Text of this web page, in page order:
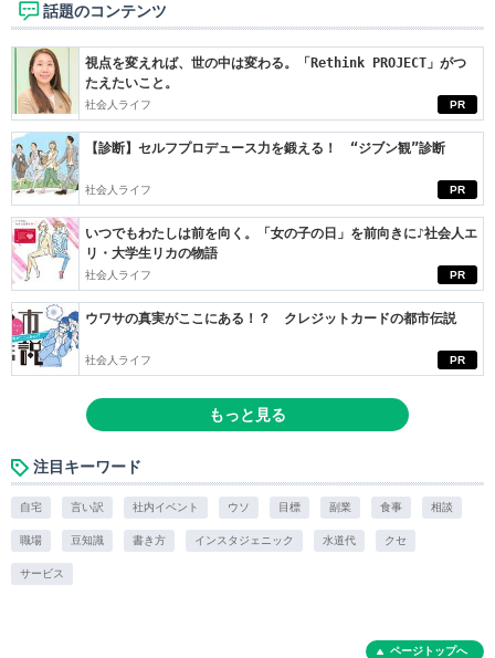
話題のコンテンツ
PR
視点を変えれば、世の中は変わる。「Rethink PROJECT」がつ
たえたいこと。
社会人ライフ
PR
【診断】セルフプロデュース力を鍛える！ “ジブン観”診断
社会人ライフ
PR
いつでもわたしは前を向く。「女の子の日」を前向きに♪社会人エ
リ・大学生リカの物語
社会人ライフ
PR
ウワサの真実がここにある！？ クレジットカードの都市伝説
社会人ライフ
もっと見る
注目キーワード
自宅 言い訳 社内イベント ウソ 目標 副業 食事 相談
職場 豆知識 書き方 インスタジェニック 水道代 クセ
サービス
ページトップへ